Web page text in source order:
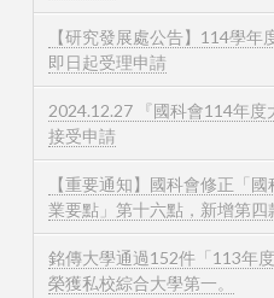
【研究發展處公告】114學
即日起受理申請
2024.12.27 『國科會114年
接受申請
【重要通知】國科會修正「
業要點」第十六點，新增第四
銘傳大學通過152件「113年
榮獲私校綜合大學第一。